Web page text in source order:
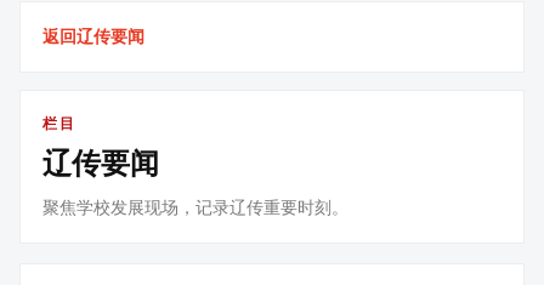
返回辽传要闻
栏目
辽传要闻
聚焦学校发展现场，记录辽传重要时刻。